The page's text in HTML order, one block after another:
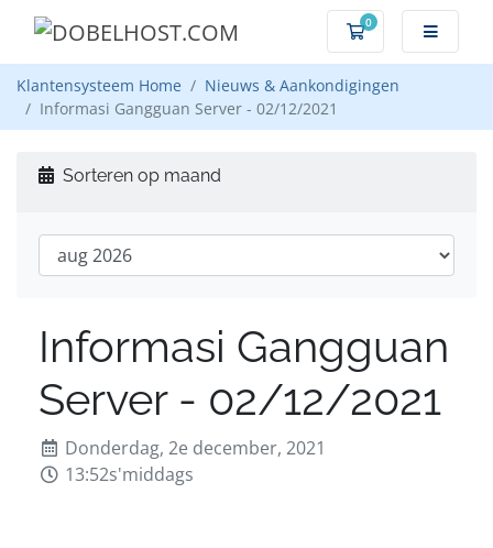
0
Winkelwagen
Klantensysteem Home
Nieuws & Aankondigingen
Informasi Gangguan Server - 02/12/2021
Sorteren op maand
Informasi Gangguan
Server - 02/12/2021
Donderdag, 2e december, 2021
13:52s'middags